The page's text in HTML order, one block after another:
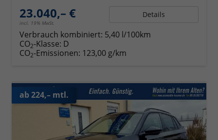
23.040,– €
incl. 19% MwSt.
Details
Verbrauch kombiniert: 5,40 l/100km
CO2-Klasse: D
CO2-Emissionen: 123,00 g/km
ab 224,– mtl.